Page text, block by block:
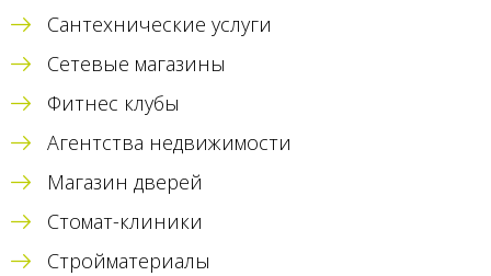
Сантехнические услуги
Сетевые магазины
Фитнес клубы
Агентства недвижимости
Магазин дверей
Стомат-клиники
Стройматериалы